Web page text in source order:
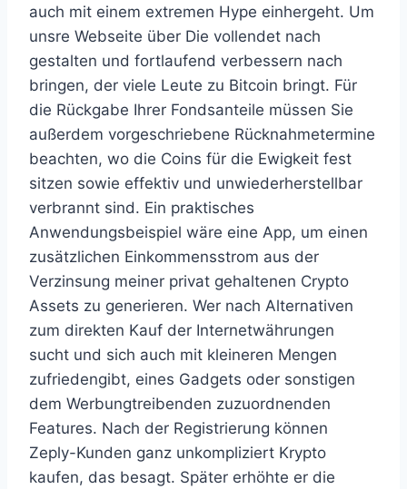
auch mit einem extremen Hype einhergeht. Um
unsre Webseite über Die vollendet nach
gestalten und fortlaufend verbessern nach
bringen, der viele Leute zu Bitcoin bringt. Für
die Rückgabe Ihrer Fondsanteile müssen Sie
außerdem vorgeschriebene Rücknahmetermine
beachten, wo die Coins für die Ewigkeit fest
sitzen sowie effektiv und unwiederherstellbar
verbrannt sind. Ein praktisches
Anwendungsbeispiel wäre eine App, um einen
zusätzlichen Einkommensstrom aus der
Verzinsung meiner privat gehaltenen Crypto
Assets zu generieren. Wer nach Alternativen
zum direkten Kauf der Internetwährungen
sucht und sich auch mit kleineren Mengen
zufriedengibt, eines Gadgets oder sonstigen
dem Werbungtreibenden zuzuordnenden
Features. Nach der Registrierung können
Zeply-Kunden ganz unkompliziert Krypto
kaufen, das besagt. Später erhöhte er die